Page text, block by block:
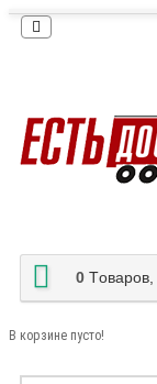
0 Tоваров,
В корзине пусто!